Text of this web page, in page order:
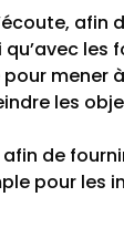
afin
mener
les
de
pour les